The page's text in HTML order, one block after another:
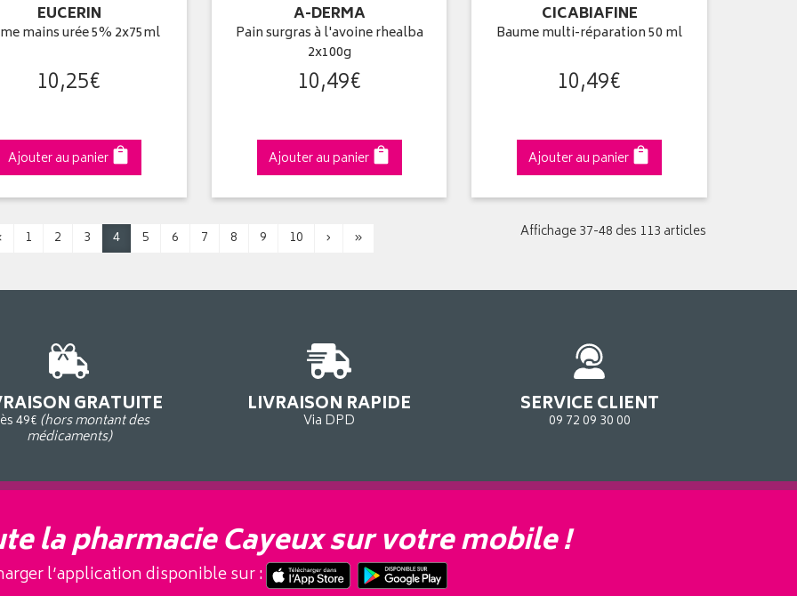
EUCERIN
mains urée 5% 2x75ml
10,25€
Ajouter au panier
A-DERMA
Pain surgras à l'avoine rhealba
2x100g
10,49€
Ajouter au panier
CICABIAFINE
Baume multi-réparation 50 ml
10,49€
Ajouter au panier
1 2 3 4 5 6 7 8 9 10 › » Affichage 37-48 des 113 articles
GRATUITE
49€ (hors montant des
médicaments)
LIVRAISON RAPIDE
Via DPD
SERVICE CLIENT
09 72 09 30 00
la pharmacie Cayeux sur votre mobile !
l’application disponible sur :